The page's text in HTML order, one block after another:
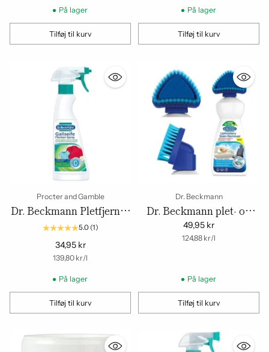
ml – Effektiv pletfjerner
På lager
Tilføj til kurv
Mængde
På lager
Tilføj til kurv
Mængde
Procter and Gamble
Dr. Beckmann Pletfjerner
Spray 250ml – Effektiv og
Skånsom Pletfjerning
5.0 (1)
34,95 kr
Enhedspris
139,80 kr/
om l
På lager
Tilføj til kurv
Mængde
Dr. Beckmann
Dr. Beckmann plet- og
lugtfjerner til polstrede
møbler - 400ml
49,95 kr
Enhedspris
124,88 kr/
om l
På lager
Tilføj til kurv
Mængde